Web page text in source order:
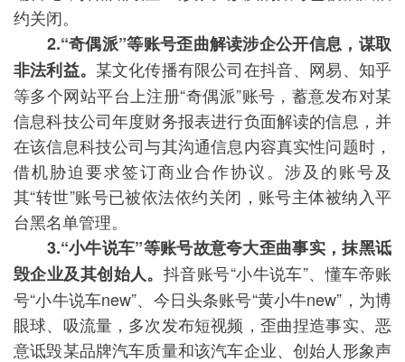
约关闭。
2.“奇偶派”等账号歪曲解读涉企公开信息，谋取
非法利益。 某文化传播有限公司在抖音、网易、知乎
等多个网站平台上注册“奇偶派”账号，蓄意发布对某
信息科技公司年度财务报表进行负面解读的信息，并
在该信息科技公司与其沟通信息内容真实性问题时，
借机胁迫要求签订商业合作协议。涉及的账号及
其“转世”账号已被依法依约关闭，账号主体被纳入平
台黑名单管理。
3.“小牛说车”等账号故意夸大歪曲事实，抹黑诋
毁企业及其创始人。 抖音账号“小牛说车”、懂车帝账
号“小牛说车new”、今日头条账号“黄小牛new”，为博
眼球、吸流量，多次发布短视频，歪曲捏造事实、恶
意诋毁某品牌汽车质量和该汽车企业、创始人形象声